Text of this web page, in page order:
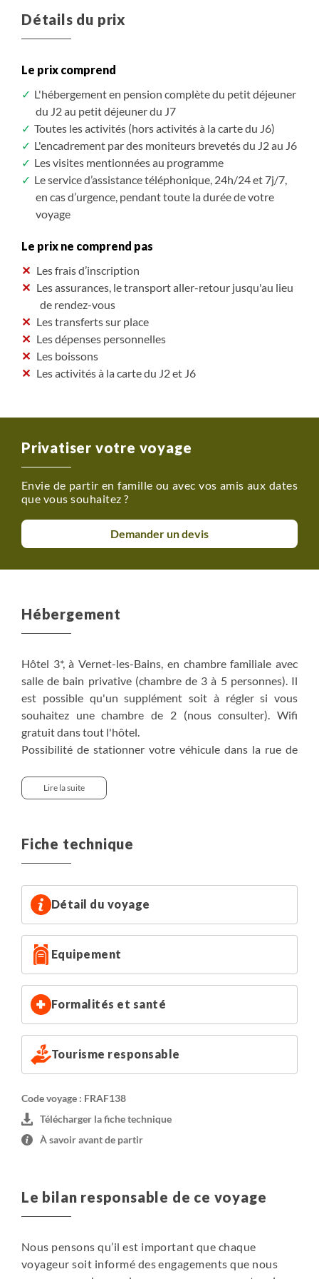
Détails du prix
Le prix comprend
L'hébergement en pension complète du petit déjeuner
du J2 au petit déjeuner du J7
Toutes les activités (hors activités à la carte du J6)
L'encadrement par des moniteurs brevetés du J2 au J6
Les visites mentionnées au programme
Le service d’assistance téléphonique, 24h/24 et 7j/7,
en cas d’urgence, pendant toute la durée de votre
voyage
Le prix ne comprend pas
Les frais d’inscription
Les assurances, le transport aller-retour jusqu'au lieu
de rendez-vous
Les transferts sur place
Les dépenses personnelles
Les boissons
Les activités à la carte du J2 et J6
Privatiser votre voyage
Envie de partir en famille ou avec vos amis aux dates
que vous souhaitez ?
Demander un devis
Hébergement
Hôtel 3*, à Vernet-les-Bains, en chambre familiale avec
salle de bain privative (chambre de 3 à 5 personnes). Il
est possible qu'un supplément soit à régler si vous
souhaitez une chambre de 2 (nous consulter). Wifi
gratuit dans tout l'hôtel.
Possibilité de stationner votre véhicule dans la rue de
de la poste non loin de là. L'hôtel offre aussi aussi la
possibilité de garer quelques véhicules dans le parking
sur place).
Lire la suite
Fiche technique
Détail du voyage
Equipement
Formalités et santé
Tourisme responsable
Code voyage : FRAF138
Télécharger la fiche technique
À savoir avant de partir
Le bilan responsable de ce voyage
Nous pensons qu’il est important que chaque
voyageur soit informé des engagements que nous